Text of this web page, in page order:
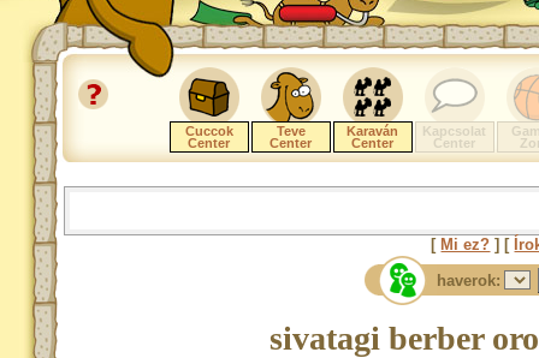
Cuccok
Center
Teve
Center
Karaván
Center
Kapcsolat
Center
[ Mi ez? ] [
haverok:
sivatagi berber